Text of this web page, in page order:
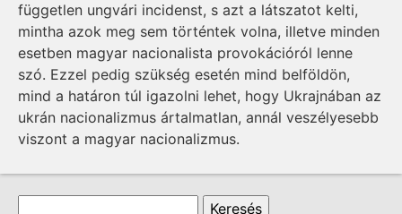
független ungvári incidenst, s azt a látszatot kelti,
mintha azok meg sem történtek volna, illetve minden
esetben magyar nacionalista provokációról lenne
szó. Ezzel pedig szükség esetén mind belföldön,
mind a határon túl igazolni lehet, hogy Ukrajnában az
ukrán nacionalizmus ártalmatlan, annál veszélyesebb
viszont a magyar nacionalizmus.
Keresés űrlap
Keresés